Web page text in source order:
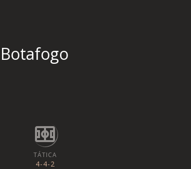
Botafogo
TÁTICA
4-4-2